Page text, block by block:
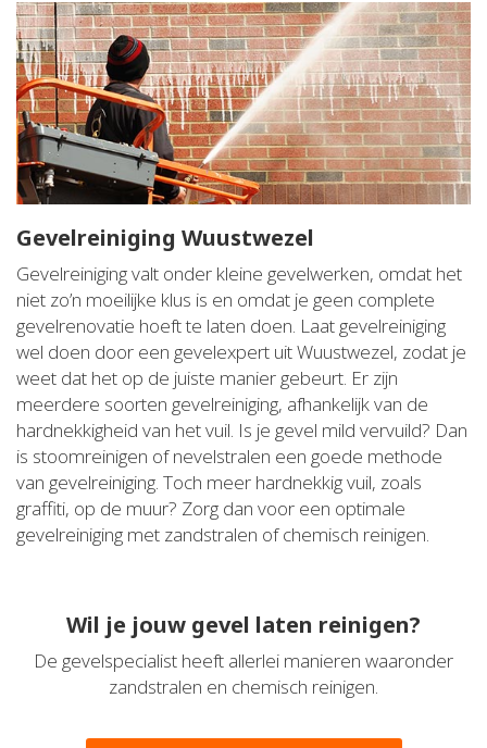
Gevelreiniging Wuustwezel
Gevelreiniging valt onder kleine gevelwerken, omdat het
niet zo’n moeilijke klus is en omdat je geen complete
gevelrenovatie hoeft te laten doen. Laat gevelreiniging
wel doen door een gevelexpert uit Wuustwezel, zodat je
weet dat het op de juiste manier gebeurt. Er zijn
meerdere soorten gevelreiniging, afhankelijk van de
hardnekkigheid van het vuil. Is je gevel mild vervuild? Dan
is stoomreinigen of nevelstralen een goede methode
van gevelreiniging. Toch meer hardnekkig vuil, zoals
graffiti, op de muur? Zorg dan voor een optimale
gevelreiniging met zandstralen of chemisch reinigen.
Wil je jouw gevel laten reinigen?
De gevelspecialist heeft allerlei manieren waaronder
zandstralen en chemisch reinigen.